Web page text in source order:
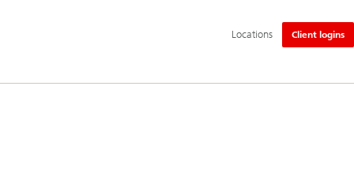
Navegación
principal
Locations Client logins